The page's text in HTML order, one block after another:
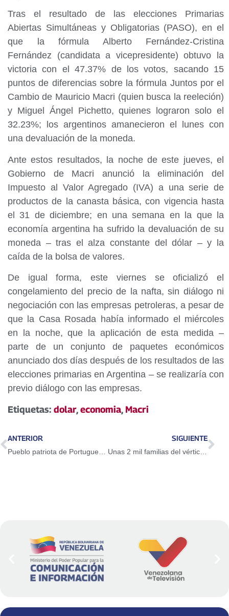
Tras el resultado de las elecciones Primarias
Abiertas Simultáneas y Obligatorias (PASO), en el
que la fórmula Alberto Fernández-Cristina
Fernández (candidata a vicepresidente) obtuvo la
victoria con el 47.37% de los votos, sacando 15
puntos de diferencias sobre la fórmula Juntos por el
Cambio de Mauricio Macri (quien busca la reeleción)
y Miguel Ángel Pichetto, quienes lograron solo el
32.23%; los argentinos amanecieron el lunes con
una devaluación de la moneda.
Ante estos resultados, la noche de este jueves, el
Gobierno de Macri anunció la eliminación del
Impuesto al Valor Agregado (IVA) a una serie de
productos de la canasta básica, con vigencia hasta
el 31 de diciembre; en una semana en la que la
economía argentina ha sufrido la devaluación de su
moneda – tras el alza constante del dólar – y la
caída de la bolsa de valores.
De igual forma, este viernes se oficializó el
congelamiento del precio de la nafta, sin diálogo ni
negociación con las empresas petroleras, a pesar de
que la Casa Rosada había informado el miércoles
en la noche, que la aplicación de esta medida –
parte de un conjunto de paquetes económicos
anunciado dos días después de los resultados de las
elecciones primarias en Argentina – se realizaría con
previo diálogo con las empresas.
Etiquetas: dolar,economia, Macri
ANTERIOR SIGUIENTE
Unas 2 mil familias del vértice pueblo de la GMVV activan Congreso de las AVV